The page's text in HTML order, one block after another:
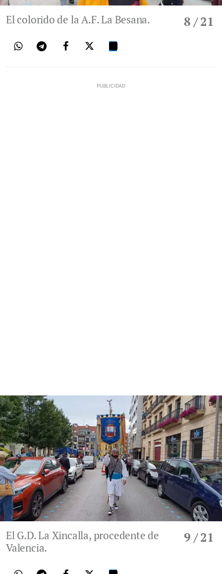
8 / 21
El colorido de la A.F. La Besana.
9 / 21
El G.D. La Xincalla, procedente de
Valencia.